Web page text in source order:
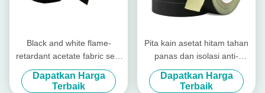
Black and white flame-
retardant acetate fabric self-
adhesive tape
Dapatkan Harga
Terbaik
Pita kain asetat hitam tahan
panas dan isolasi anti-
penuaan yang disesuaikan
Dapatkan Harga
Terbaik